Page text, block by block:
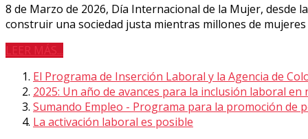
8 de Marzo de 2026, Día Internacional de la Mujer,
construir una sociedad justa mientras millones de
LEER MÁS...
El Programa de Inserción Laboral y la Agencia de
2025: Un año de avances para la inclusión laboral en
Sumando Empleo - Programa para la promoción de
La activación laboral es posible